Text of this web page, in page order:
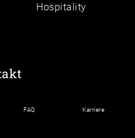
Hospitality
FAQ Karriere